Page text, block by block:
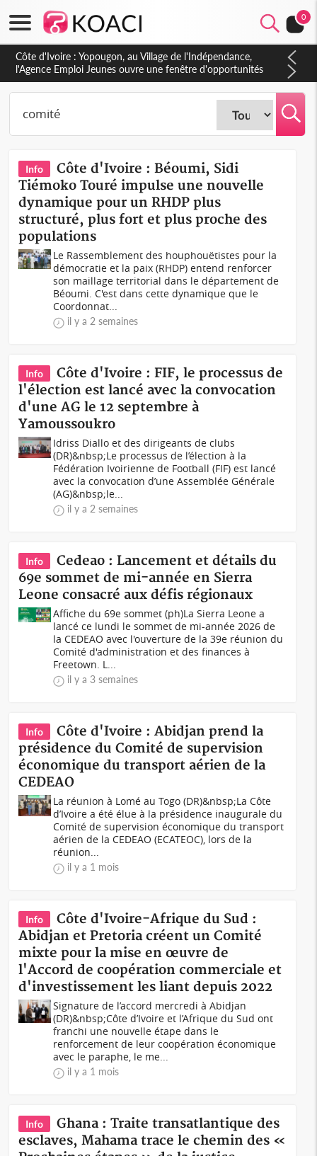
0
Côte d'Ivoire : CHU de Treichville, après la fronde, les agents
contractuels obtiennent un accord avec la direction sur les
arriérés du SMIG 2023
Info
Côte d'Ivoire : Béoumi, Sidi
Tiémoko Touré impulse une nouvelle
dynamique pour un RHDP plus
structuré, plus fort et plus proche des
populations
Le Rassemblement des houphouëtistes pour la
démocratie et la paix (RHDP) entend renforcer
son maillage territorial dans le département de
Béoumi. C'est dans cette dynamique que le
Coordonnat...
il y a 2 semaines
Info
Côte d'Ivoire : FIF, le processus de
l'élection est lancé avec la convocation
d'une AG le 12 septembre à
Yamoussoukro
Idriss Diallo et des dirigeants de clubs
(DR)&nbsp;Le processus de l’élection à la
Fédération Ivoirienne de Football (FIF) est lancé
avec la convocation d’une Assemblée Générale
(AG)&nbsp;le...
il y a 2 semaines
Info
Cedeao : Lancement et détails du
69e sommet de mi-année en Sierra
Leone consacré aux défis régionaux
Affiche du 69e sommet (ph)La Sierra Leone a
lancé ce lundi le sommet de mi-année 2026 de
la CEDEAO avec l'ouverture de la 39e réunion du
Comité d'administration et des finances à
Freetown. L...
il y a 3 semaines
Info
Côte d'Ivoire : Abidjan prend la
présidence du Comité de supervision
économique du transport aérien de la
CEDEAO
La réunion à Lomé au Togo (DR)&nbsp;La Côte
d’Ivoire a été élue à la présidence inaugurale du
Comité de supervision économique du transport
aérien de la CEDEAO (ECATEOC), lors de la
réunion...
il y a 1 mois
Info
Côte d'Ivoire-Afrique du Sud :
Abidjan et Pretoria créent un Comité
mixte pour la mise en œuvre de
l'Accord de coopération commerciale et
d'investissement les liant depuis 2022
Signature de l’accord mercredi à Abidjan
(DR)&nbsp;Côte d’Ivoire et l’Afrique du Sud ont
franchi une nouvelle étape dans le
renforcement de leur coopération économique
avec le paraphe, le me...
il y a 1 mois
Info
Ghana : Traite transatlantique des
esclaves, Mahama trace le chemin des «